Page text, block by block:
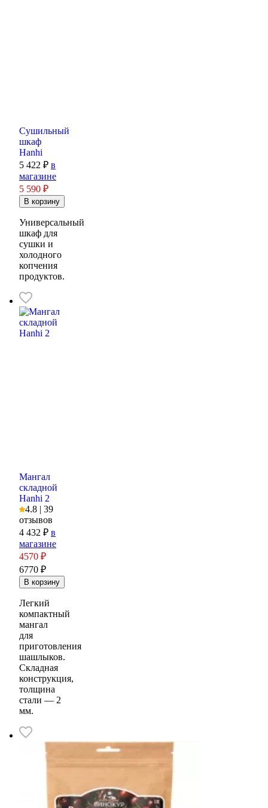
Сушильный
шкаф
Hanhi
5 422 ₽ в
магазине
5 590 ₽
Универсальный
шкаф для
сушки и
холодного
копчения
продуктов.
Мангал
складной
Hanhi 2
4.8 | 39
отзывов
4 432 ₽ в
магазине
4570 ₽
6770 ₽
Легкий
компактный
мангал
для
приготовления
шашлыков.
Складная
конструкция,
толщина
стали — 2
мм.